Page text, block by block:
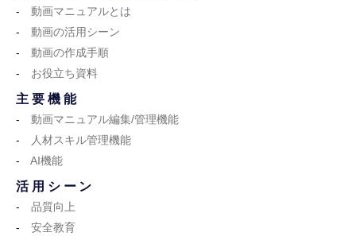
動画マニュアルとは
動画の活用シーン
動画の作成手順
お役立ち資料
主要機能
動画マニュアル編集/管理機能
人材スキル管理機能
AI機能
活用シーン
品質向上
安全教育